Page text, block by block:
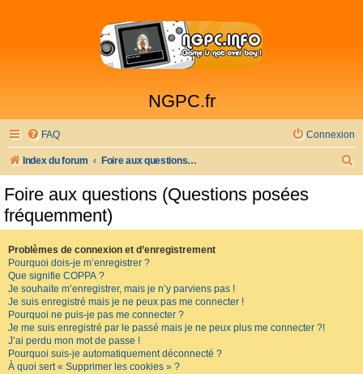
NGPC.fr
FAQ Connexion
Index du forum Foire aux questions (Questions posées fréquemment)
Foire aux questions (Questions posées
fréquemment)
Problèmes de connexion et d’enregistrement
Pourquoi dois-je m’enregistrer ?
Que signifie COPPA ?
Je souhaite m’enregistrer, mais je n’y parviens pas !
Je suis enregistré mais je ne peux pas me connecter !
Pourquoi ne puis-je pas me connecter ?
Je me suis enregistré par le passé mais je ne peux plus me connecter ?!
J’ai perdu mon mot de passe !
Pourquoi suis-je automatiquement déconnecté ?
À quoi sert « Supprimer les cookies » ?